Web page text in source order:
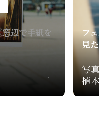
辺で手紙を
フ
見
写
植